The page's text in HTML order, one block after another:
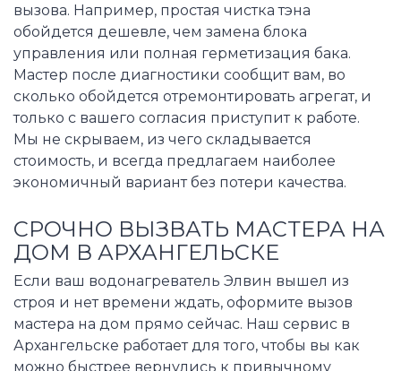
вызова. Например, простая чистка тэна
обойдется дешевле, чем замена блока
управления или полная герметизация бака.
Мастер после диагностики сообщит вам, во
сколько обойдется отремонтировать агрегат, и
только с вашего согласия приступит к работе.
Мы не скрываем, из чего складывается
стоимость, и всегда предлагаем наиболее
экономичный вариант без потери качества.
СРОЧНО ВЫЗВАТЬ МАСТЕРА НА
ДОМ В АРХАНГЕЛЬСКЕ
Если ваш водонагреватель Элвин вышел из
строя и нет времени ждать, оформите вызов
мастера на дом прямо сейчас. Наш сервис в
Архангельске работает для того, чтобы вы как
можно быстрее вернулись к привычному